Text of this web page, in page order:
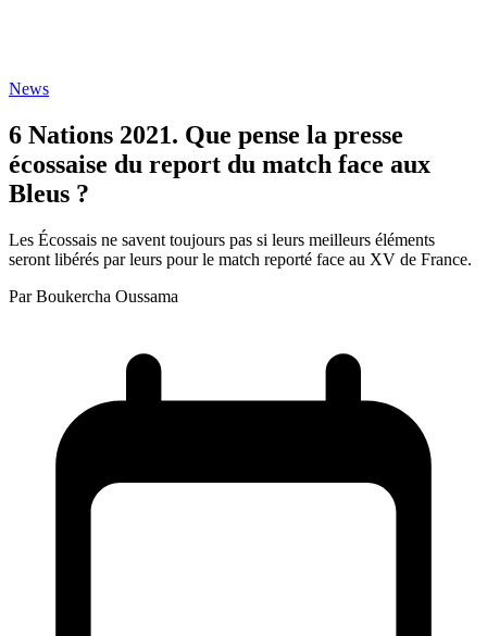
News
6 Nations 2021. Que pense la presse
écossaise du report du match face aux
Bleus ?
Les Écossais ne savent toujours pas si leurs meilleurs éléments
seront libérés par leurs pour le match reporté face au XV de France.
Par Boukercha Oussama